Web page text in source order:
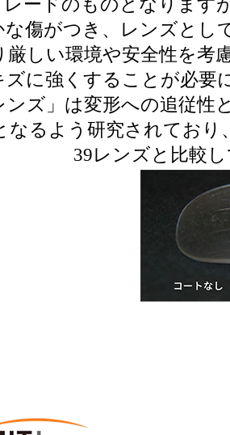
レードのものとなります
な傷がつき、レンズとし
厳しい環境や安全性を考
ズに強くすることが必要
ンズ」は変形への追従性
なるよう研究されており
39レンズと比較